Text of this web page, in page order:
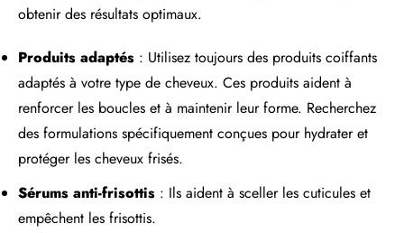
obtenir des résultats optimaux.
Produits adaptés : Utilisez toujours des produits coiffants
adaptés à votre type de cheveux. Ces produits aident à
renforcer les boucles et à maintenir leur forme. Recherchez
des formulations spécifiquement conçues pour hydrater et
protéger les cheveux frisés.
Sérums anti-frisottis : Ils aident à sceller les cuticules et
empêchent les frisottis.